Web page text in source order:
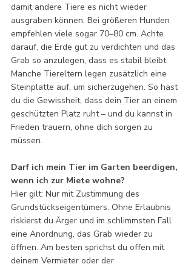
damit andere Tiere es nicht wieder
ausgraben können. Bei größeren Hunden
empfehlen viele sogar 70–80 cm. Achte
darauf, die Erde gut zu verdichten und das
Grab so anzulegen, dass es stabil bleibt.
Manche Tiereltern legen zusätzlich eine
Steinplatte auf, um sicherzugehen. So hast
du die Gewissheit, dass dein Tier an einem
geschützten Platz ruht – und du kannst in
Frieden trauern, ohne dich sorgen zu
müssen.
Darf ich mein Tier im Garten beerdigen,
wenn ich zur Miete wohne?
Hier gilt: Nur mit Zustimmung des
Grundstückseigentümers. Ohne Erlaubnis
riskierst du Ärger und im schlimmsten Fall
eine Anordnung, das Grab wieder zu
öffnen. Am besten sprichst du offen mit
deinem Vermieter oder der